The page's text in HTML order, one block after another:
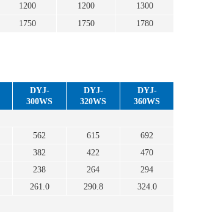
1200 1200
1300
1750 1750 1780
DYJ-
300WS
DYJ-
320WS
DYJ-
360WS
562 615
692
382 422
470
238 264
294
261.0 290.8 324.0